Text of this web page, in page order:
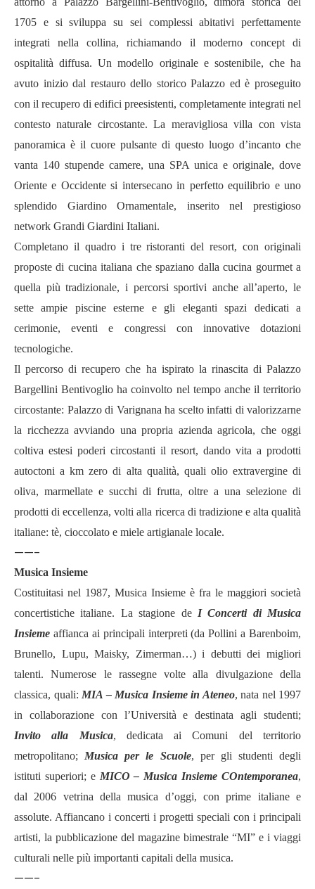
1705 e si sviluppa su sei complessi abitativi perfettamente
integrati nella collina, richiamando il moderno concept di
ospitalità diffusa. Un modello originale e sostenibile, che ha
avuto inizio dal restauro dello storico Palazzo ed è proseguito
con il recupero di edifici preesistenti, completamente integrati nel
contesto naturale circostante. La meravigliosa villa con vista
panoramica è il cuore pulsante di questo luogo d’incanto che
vanta 140 stupende camere, una SPA unica e originale, dove
Oriente e Occidente si intersecano in perfetto equilibrio e uno
splendido Giardino Ornamentale, inserito nel prestigioso
network Grandi Giardini Italiani.
Completano il quadro i tre ristoranti del resort, con originali
proposte di cucina italiana che spaziano dalla cucina gourmet a
quella più tradizionale, i percorsi sportivi anche all’aperto, le
sette ampie piscine esterne e gli eleganti spazi dedicati a
cerimonie, eventi e congressi con innovative dotazioni
tecnologiche.
Il percorso di recupero che ha ispirato la rinascita di Palazzo
Bargellini Bentivoglio ha coinvolto nel tempo anche il territorio
circostante: Palazzo di Varignana ha scelto infatti di valorizzarne
la ricchezza avviando una propria azienda agricola, che oggi
coltiva estesi poderi circostanti il resort, dando vita a prodotti
autoctoni a km zero di alta qualità, quali olio extravergine di
oliva, marmellate e succhi di frutta, oltre a una selezione di
prodotti di eccellenza, volti alla ricerca di tradizione e alta qualità
italiane: tè, cioccolato e miele artigianale locale.
——-
Musica Insieme
Costituitasi nel 1987, Musica Insieme è fra le maggiori società
concertistiche italiane. La stagione de I Concerti di Musica
Insieme affianca ai principali interpreti (da Pollini a Barenboim,
Brunello, Lupu, Maisky, Zimerman…) i debutti dei migliori
talenti. Numerose le rassegne volte alla divulgazione della
classica, quali: MIA – Musica Insieme in Ateneo, nata nel 1997
in collaborazione con l’Università e destinata agli studenti;
Invito alla Musica, dedicata ai Comuni del territorio
metropolitano; Musica per le Scuole, per gli studenti degli
istituti superiori; e MICO – Musica Insieme COntemporanea,
dal 2006 vetrina della musica d’oggi, con prime italiane e
assolute. Affiancano i concerti i progetti speciali con i principali
artisti, la pubblicazione del magazine bimestrale “MI” e i viaggi
culturali nelle più importanti capitali della musica.
——-